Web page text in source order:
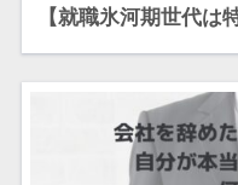
【就職氷河期世代は